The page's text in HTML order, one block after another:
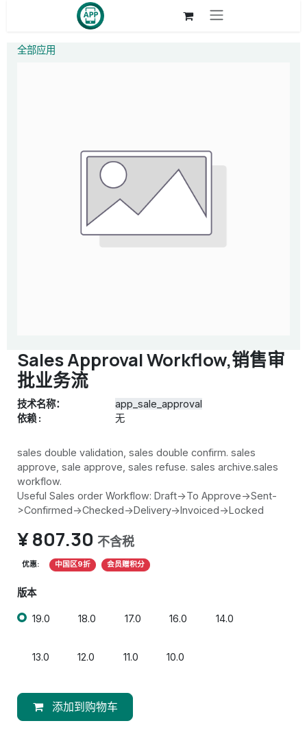
全部应用
Sales Approval Workflow,销售审
批业务流
技术名称：
app_sale_approval
依赖 :
无
sales double validation, sales double confirm. sales
approve, sale approve, sales refuse. sales archive.sales
workflow.
Useful Sales order Workflow: Draft->To Approve->Sent-
>Confirmed->Checked->Delivery->Invoiced->Locked
¥807.30 不含税
优惠: 中国区9折 会员赠积分
版本
19.0 18.0 17.0 16.0 14.0
13.0 12.0 11.0 10.0
添加到购物车